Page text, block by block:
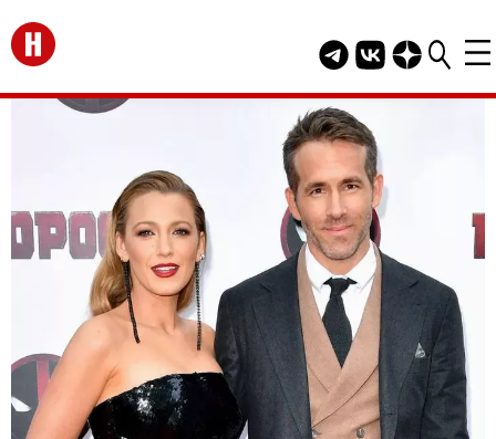
Перейти на главную
Telegram канал
Группа HELLO
Канал